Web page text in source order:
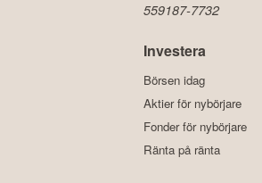
559187-7732
Investera
Börsen idag
Aktier för nybörjare
Fonder för nybörjare
Ränta på ränta